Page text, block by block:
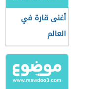
أغنى قارة في
العالم